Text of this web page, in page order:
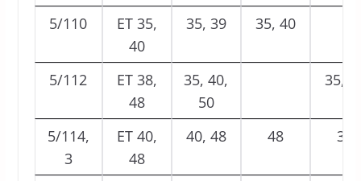
5/110
ET 35,
40
35, 39 35, 40
5/112
ET 38,
48
35, 40,
50
35,
5/114,
3
ET 40,
48
40, 48 48 36